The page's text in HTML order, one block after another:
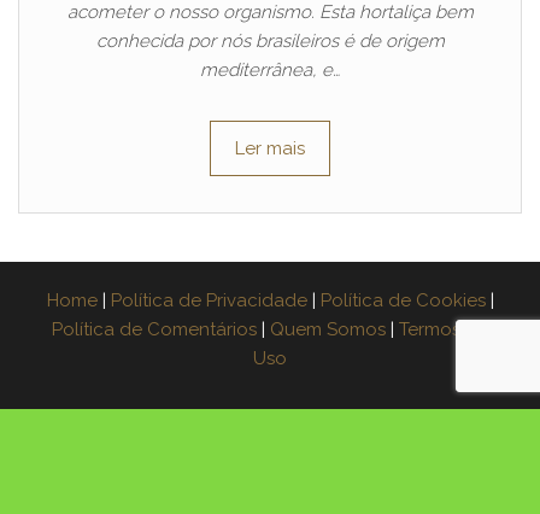
acometer o nosso organismo. Esta hortaliça bem
conhecida por nós brasileiros é de origem
mediterrânea, e…
Ler mais
Home Política de Privacidade Política de Cookies
Política de Comentários
Quem Somos
Termos de
Uso